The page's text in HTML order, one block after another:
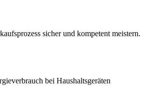
sicher und kompetent meistern.
bei Haushaltsgeräten